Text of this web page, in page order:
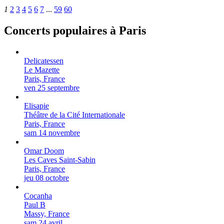
1 2 3 4 5 6 7 ... 59 60
Concerts populaires à Paris
Delicatessen
Le Mazette
Paris, France
ven 25 septembre
Elisapie
Théâtre de la Cité Internationale
Paris, France
sam 14 novembre
Omar Doom
Les Caves Saint-Sabin
Paris, France
jeu 08 octobre
Cocanha
Paul B
Massy, France